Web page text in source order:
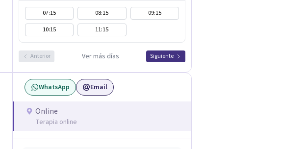
07:15 08:15
09:15
10:15
11:15
Anterior Ver más días Siguiente
WhatsApp Email
Online
Terapia online